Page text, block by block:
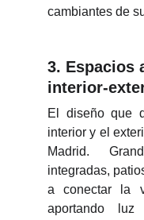
cambiantes de
3. Espacios
interior-
El diseño que
interior y el
Madrid.
integradas,
a conectar la
aportando